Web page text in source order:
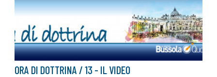
ORA DI DOTTRINA / 13 - IL VIDEO